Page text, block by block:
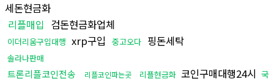
세돈현금화
리플매입 검돈현금화업체
이더리움구입대행 xrp구입 중고오다 핑돈세탁
솔라나판매
트론리플코인전송 리플코인파는곳 리플현금화 코인구매대행24시 국